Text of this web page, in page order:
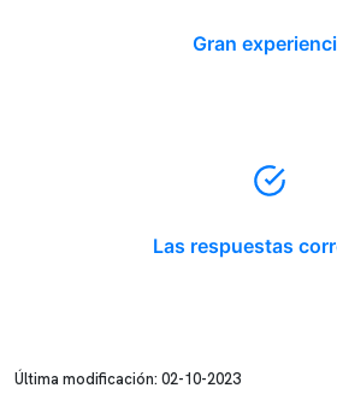
Gran
Las respuestas
Última modificación: 02-10-2023